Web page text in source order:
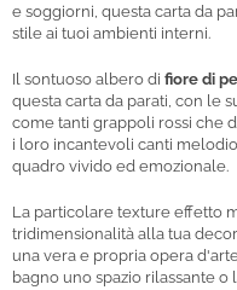
e soggiorni, questa carta da
stile ai tuoi ambienti interni.
Il sontuoso albero di fiore di
questa carta da parati, con le
come tanti grappoli rossi che
i loro incantevoli canti
quadro vivido ed emozionale.
La particolare texture effetto
tridimensionalità alla tua
una vera e propria opera
bagno uno spazio rilassante o